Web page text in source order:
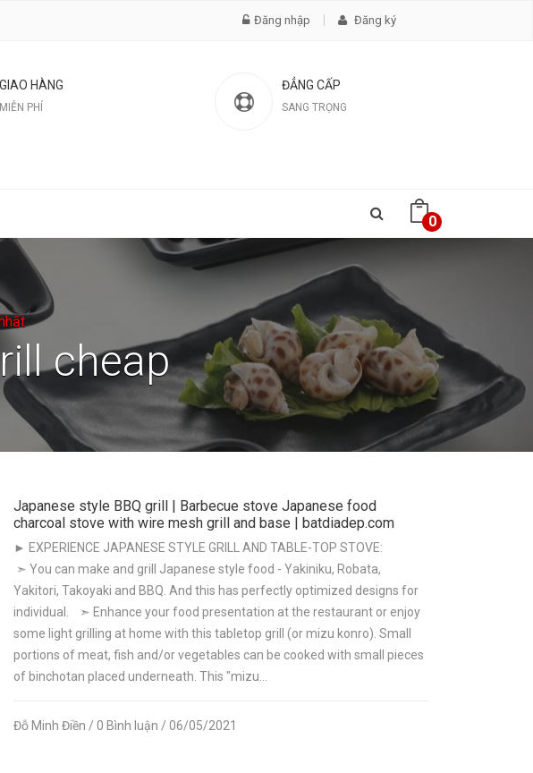
Đăng nhập Đăng ký
GIAO HÀNG
MIỄN PHÍ
ĐẲNG CẤP
SANG TRỌNG
0
cheap
Japanese style BBQ grill | Barbecue stove Japanese food
charcoal stove with wire mesh grill and base | batdiadep.com
► EXPERIENCE JAPANESE STYLE GRILL AND TABLE-TOP STOVE:
➣ You can make and grill Japanese style food - Yakiniku, Robata,
Yakitori, Takoyaki and BBQ. And this has perfectly optimized designs for
individual. ➣ Enhance your food presentation at the restaurant or enjoy
some light grilling at home with this tabletop grill (or mizu konro). Small
portions of meat, fish and/or vegetables can be cooked with small pieces
of binchotan placed underneath. This "mizu...
Đỗ Minh Điền / 0 Bình luận / 06/05/2021